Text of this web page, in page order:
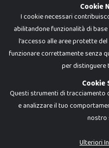
Dadi e Mattoncini è un brand di
I prezzi e le promozioni pubblicate
Cookie
I cookie necessari
abilitandone funzionalità di
l'accesso alle aree protette
funzionare correttamente senza
per distinguere
Questi strumenti di
e analizzare il tuo
nostro
Ulteriori